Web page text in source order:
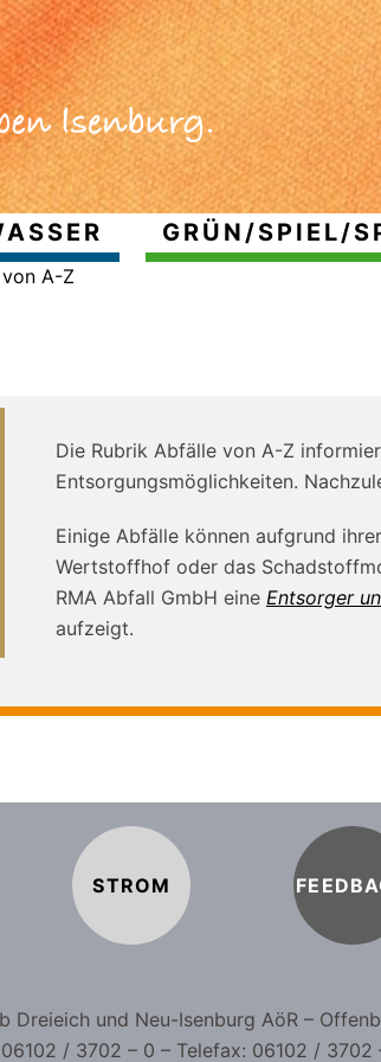
GRÜN/SPIEL/
A-Z
Die Rubrik Abfälle von A-Z
Entsorgungsmöglichkeiten.
Einige Abfälle können aufgrund
Wertstoffhof oder das
RMA Abfall GmbH eine Entsorger
aufzeigt.
STROM
Dreieich und Neu-Isenburg AöR –
/ 3702 – 0 – Telefax: 06102 / 3702